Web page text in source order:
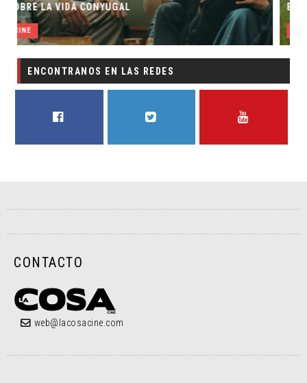
EL LIVE-ACTION DE ZELDA ELIGE A SU VILLANO
CINE
ENCONTRANOS EN LAS REDES
CONTACTO
web@lacosacine.com